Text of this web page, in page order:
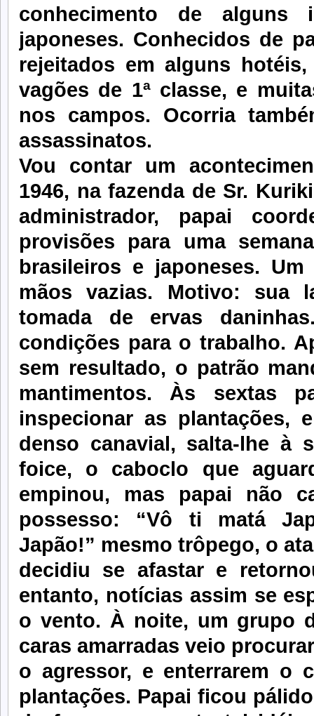
conhecimento de alguns
japoneses. Conhecidos de
rejeitados em alguns
vagões de 1ª classe, e
nos campos. Ocorria
assassinatos.
Vou contar um
1946, na fazenda de Sr.
administrador, papai
provisões para uma
brasileiros e japoneses.
mãos vazias. Motivo: sua
tomada de ervas
condições para o trabalho.
sem resultado, o patrão
mantimentos. Às sextas
inspecionar as plantações,
denso canavial, salta-lhe à
foice, o caboclo que
empinou, mas papai não
possesso: “Vô ti matá
Japão!” mesmo trôpego, o
decidiu se afastar e
entanto, notícias assim se
o vento. À noite, um grupo
caras amarradas veio
o agressor, e enterrarem o
plantações. Papai ficou